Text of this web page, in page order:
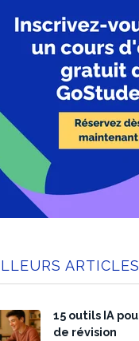
ARTICLES
15 outils IA
de révision